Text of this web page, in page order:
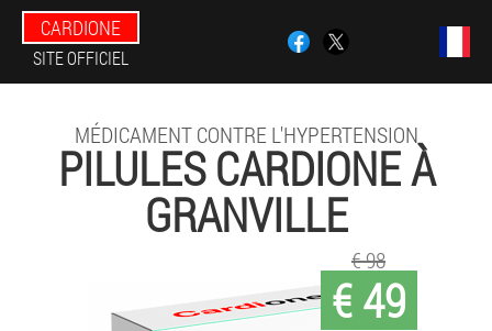
CARDIONE
SITE OFFICIEL
MÉDICAMENT CONTRE L'HYPERTENSION
PILULES CARDIONE À
GRANVILLE
€ 49
€ 98